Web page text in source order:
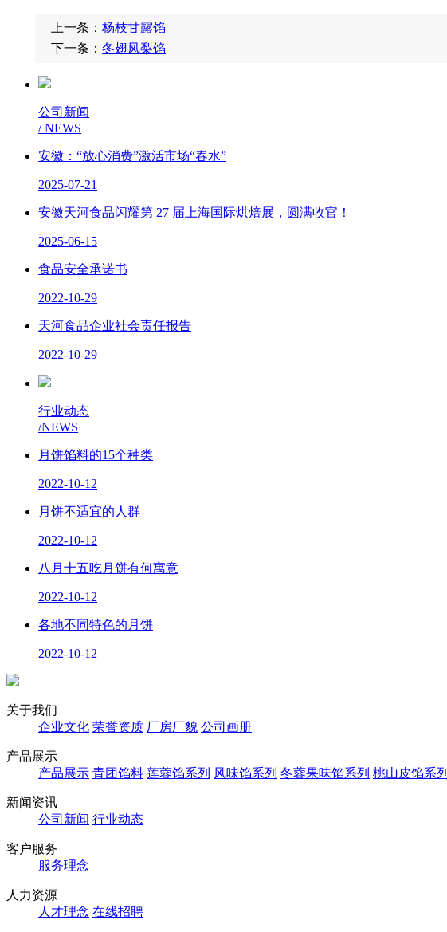
上一条： 杨枝甘露馅
下一条： 冬翅凤梨馅
公司新闻
/ NEWS
安徽：“放心消费”激活市场“春水”
2025-07-21
安徽天河食品闪耀第 27 届上海国际烘焙展，圆满收官！
2025-06-15
食品安全承诺书
2022-10-29
天河食品企业社会责任报告
2022-10-29
行业动态
/NEWS
月饼馅料的15个种类
2022-10-12
月饼不适宜的人群
2022-10-12
八月十五吃月饼有何寓意
2022-10-12
各地不同特色的月饼
2022-10-12
关于我们
企业文化 荣誉资质 厂房厂貌 公司画册
产品展示
产品展示 青团馅料 莲蓉馅系列 风味馅系列 冬蓉果味馅系列 桃山皮馅系列
新闻资讯
公司新闻 行业动态
客户服务
服务理念
人力资源
人才理念 在线招聘